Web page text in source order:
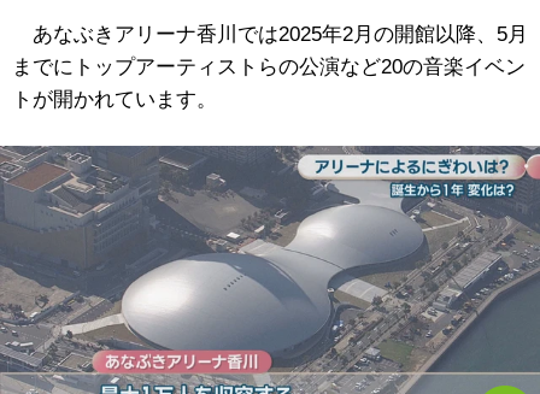
あなぶきアリーナ香川では2025年2月の開館以降、5月
までにトップアーティストらの公演など20の音楽イベン
トが開かれています。